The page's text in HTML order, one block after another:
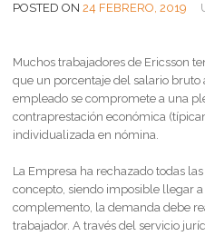
POSTED ON 24 FEBRERO, 2019
Muchos trabajadores de Ericsson
que un porcentaje del salario bruto
empleado se compromete a una
contraprestación económica
individualizada en nómina.
La Empresa ha rechazado todas
concepto, siendo imposible llegar
complemento, la demanda debe
trabajador. A través del servicio